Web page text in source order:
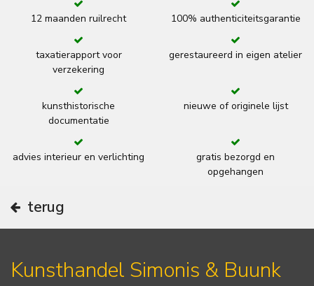
12 maanden ruilrecht 100% authenticiteitsgarantie
taxatierapport voor
verzekering
gerestaureerd in eigen atelier
kunsthistorische
documentatie
nieuwe of originele lijst
advies interieur en verlichting
gratis bezorgd en
opgehangen
terug
Kunsthandel Simonis & Buunk